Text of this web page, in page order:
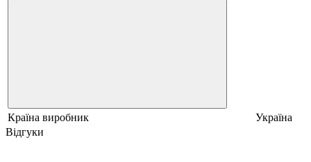
Країна виробник
Україна
Відгуки